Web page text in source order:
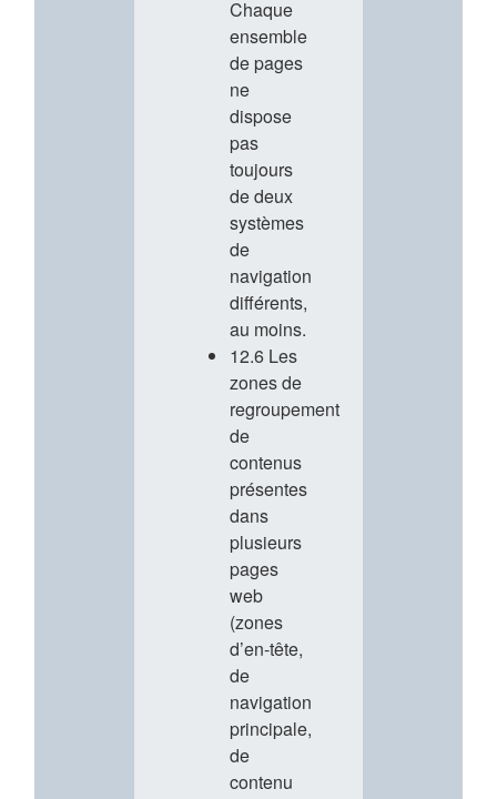
Chaque
ensemble
de pages
ne
dispose
pas
toujours
de deux
systèmes
de
navigation
différents,
au moins.
12.6 Les
zones de
regroupement
de
contenus
présentes
dans
plusieurs
pages
web
(zones
d’en-tête,
de
navigation
principale,
de
contenu